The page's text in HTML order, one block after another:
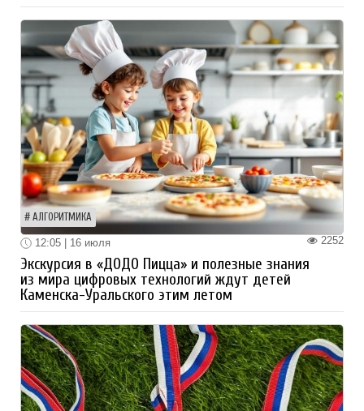
АЛГОРИТМИКА
2252
12:05 | 16 июля
Экскурсия в «ДОДО Пицца» и полезные знания
из мира цифровых технологий ждут детей
Каменска-Уральского этим летом